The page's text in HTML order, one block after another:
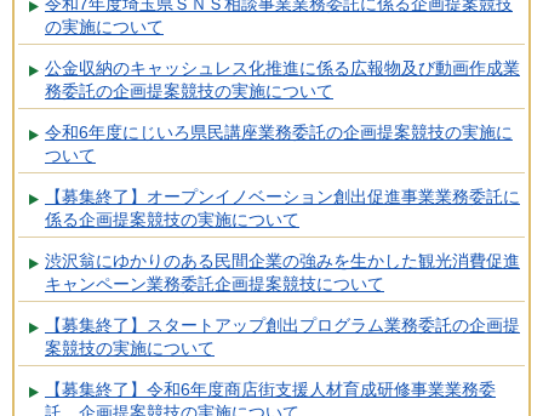
の実施について
公金収納のキャッシュレス化推進に係る広報物及び動画作成業
務委託の企画提案競技の実施について
令和6年度にじいろ県民講座業務委託の企画提案競技の実施に
ついて
【募集終了】オープンイノベーション創出促進事業業務委託に
係る企画提案競技の実施について
渋沢翁にゆかりのある民間企業の強みを生かした観光消費促進
キャンペーン業務委託企画提案競技について
【募集終了】スタートアップ創出プログラム業務委託の企画提
案競技の実施について
【募集終了】令和6年度商店街支援人材育成研修事業業務委
託 企画提案競技の実施について